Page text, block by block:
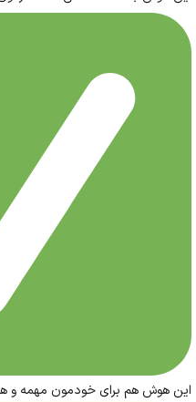
این هوش هم برای خودمون مهمه و